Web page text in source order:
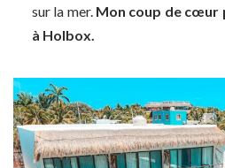
sur la mer. Mon coup de cœur
à Holbox.